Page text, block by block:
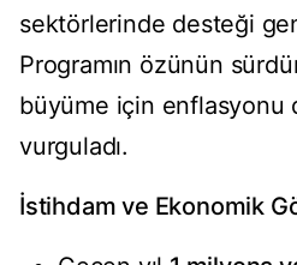
sektörlerinde desteği
Programın özünün
büyüme için enflasyonu
vurguladı.
İstihdam ve Ekonomik